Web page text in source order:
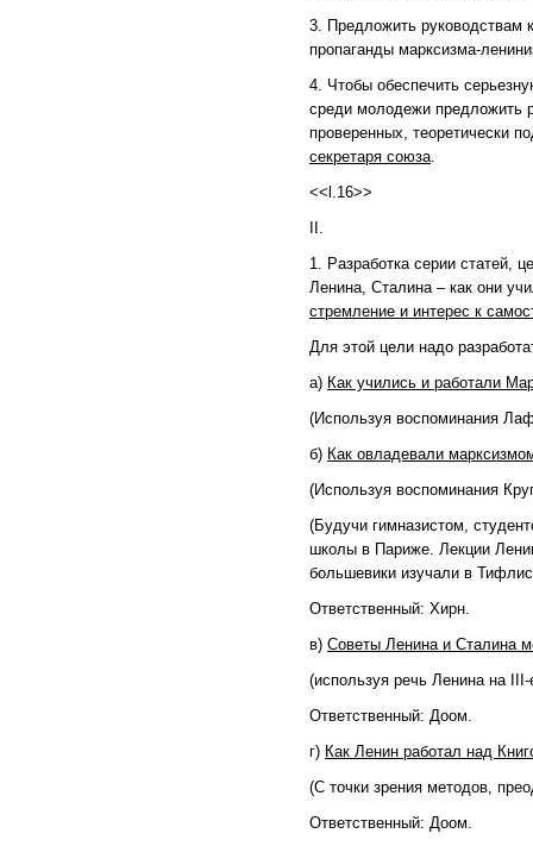
3. Предложить руководствам
пропаганды марксизма-
4. Чтобы обеспечить
среди молодежи предложить
проверенных, теоретически
секретаря союза.
<<l.16>>
II.
1. Разработка серии статей,
Ленина, Сталина – как они
стремление и интерес к
Для этой цели надо
а) Как учились и работали
(Используя воспоминания
б) Как овладевали
(Используя воспоминания
(Будучи гимназистом,
школы в Париже. Лекции
большевики изучали в
Ответственный: Хирн.
в) Советы Ленина и Сталина
(используя речь Ленина на
Ответственный: Доом.
г) Как Ленин работал над
(С точки зрения методов,
Ответственный: Доом.